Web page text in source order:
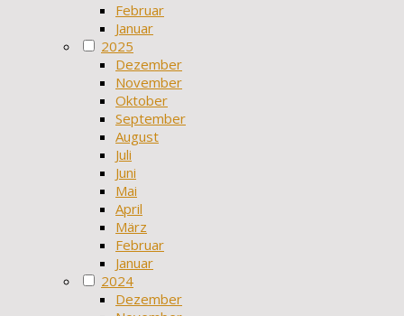
Februar
Januar
2025
Dezember
November
Oktober
September
August
Juli
Juni
Mai
April
März
Februar
Januar
2024
Dezember